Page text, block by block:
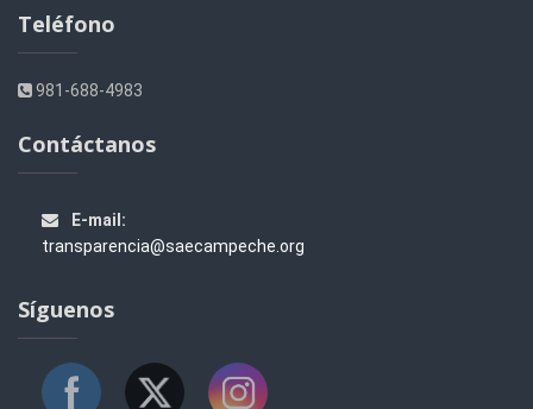
Teléfono
981-688-4983
Contáctanos
E-mail:
transparencia@saecampeche.org
Síguenos